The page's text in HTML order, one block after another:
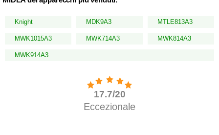
Knight MDK9A3 MTLE813A3
MWK1015A3 MWK714A3 MWK814A3
MWK914A3